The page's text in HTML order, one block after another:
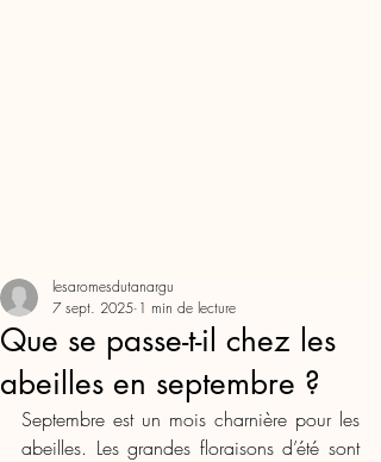
Que se passe-t-il chez les
abeilles en septembre ?
lesaromesdutanargu
7 sept. 2025 1 min de lecture
Septembre est un mois charnière pour les
abeilles. Les grandes floraisons d’été sont